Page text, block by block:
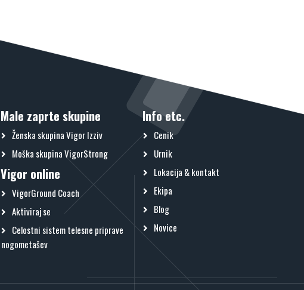
Male zaprte skupine
Ženska skupina Vigor Izziv
Moška skupina VigorStrong
Vigor online
VigorGround Coach
Aktiviraj se
Celostni sistem telesne priprave
nogometašev
Info etc.
Cenik
Urnik
Lokacija & kontakt
Ekipa
Blog
Novice